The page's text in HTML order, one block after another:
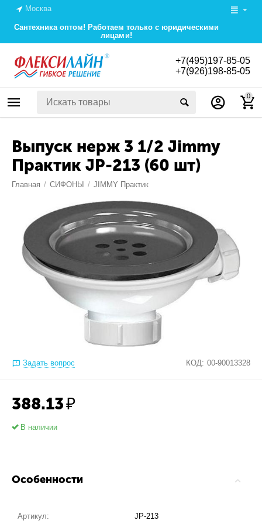
Москва
Сантехника оптом! Работаем только с юридическими
лицами!
+7(495)197-85-05
+7(926)198-85-05
0
Выпуск нерж 3 1/2 Jimmy
Практик JP-213 (60 шт)
Главная / СИФОНЫ / JIMMY Практик
Задать вопрос КОД: 00-90013328
388.13₽
В наличии
Особенности
Артикул: JP-213